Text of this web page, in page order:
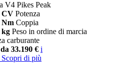
V4 Pikes Peak
CV Potenza
Nm Coppia
kg Peso in ordine di marcia
carburante
33.190 € i
Scopri di più